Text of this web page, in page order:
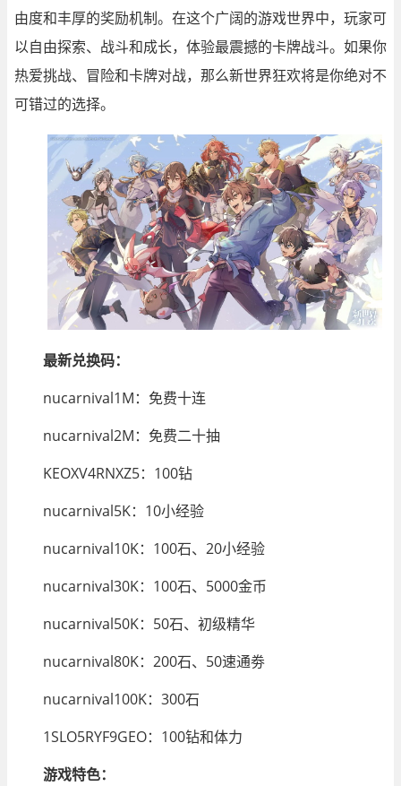
由度和丰厚的奖励机制。在这个广阔的游戏世界中，玩家可
以自由探索、战斗和成长，体验最震撼的卡牌战斗。如果你
热爱挑战、冒险和卡牌对战，那么新世界狂欢将是你绝对不
可错过的选择。
最新兑换码：
nucarnival1M：免费十连
nucarnival2M：免费二十抽
KEOXV4RNXZ5：100钻
nucarnival5K：10小经验
nucarnival10K：100石、20小经验
nucarnival30K：100石、5000金币
nucarnival50K：50石、初级精华
nucarnival80K：200石、50速通劵
nucarnival100K：300石
1SLO5RYF9GEO：100钻和体力
游戏特色：